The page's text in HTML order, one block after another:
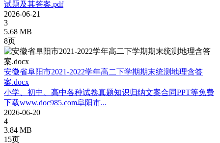
试题及其答案.pdf
2026-06-21
3
5.68 MB
8页
安徽省阜阳市2021-2022学年高二下学期期末统测地理含答
案.docx
小学、初中、高中各种试卷真题知识归纳文案合同PPT等免费
下载www.doc985.com阜阳市...
2026-06-20
4
3.84 MB
15页